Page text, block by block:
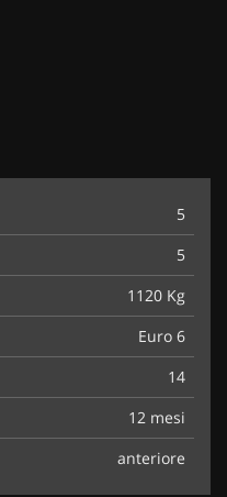
5
5
1120 Kg
Euro 6
14
12 mesi
anteriore